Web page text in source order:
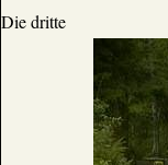
Die dritte